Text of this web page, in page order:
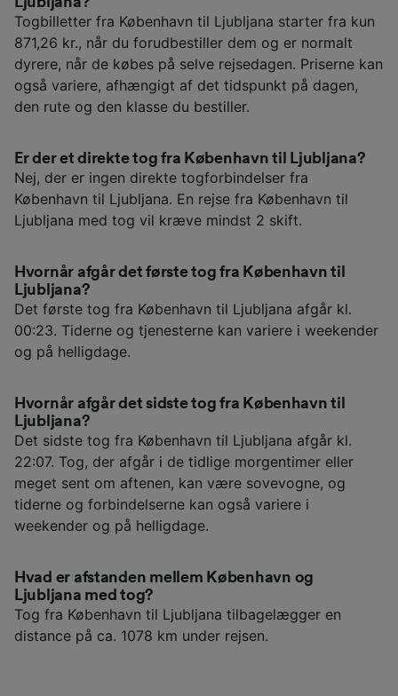
Togbilletter fra København til Ljubljana starter fra kun
871,26 kr., når du forudbestiller dem og er normalt
dyrere, når de købes på selve rejsedagen. Priserne kan
også variere, afhængigt af det tidspunkt på dagen,
den rute og den klasse du bestiller.
Er der et direkte tog fra København til Ljubljana?
Nej, der er ingen direkte togforbindelser fra
København til Ljubljana. En rejse fra København til
Ljubljana med tog vil kræve mindst 2 skift.
Hvornår afgår det første tog fra København til
Ljubljana?
Det første tog fra København til Ljubljana afgår kl.
00:23. Tiderne og tjenesterne kan variere i weekender
og på helligdage.
Hvornår afgår det sidste tog fra København til
Ljubljana?
Det sidste tog fra København til Ljubljana afgår kl.
22:07. Tog, der afgår i de tidlige morgentimer eller
meget sent om aftenen, kan være sovevogne, og
tiderne og forbindelserne kan også variere i
weekender og på helligdage.
Hvad er afstanden mellem København og
Ljubljana med tog?
Tog fra København til Ljubljana tilbagelægger en
distance på ca. 1078 km under rejsen.